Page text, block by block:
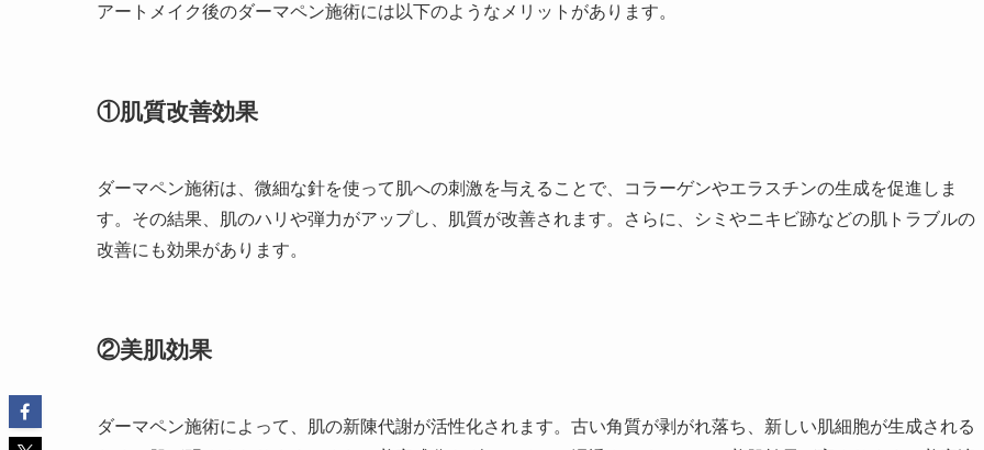
アートメイク後のダーマペン施術には以下のようなメリットがあります。
①肌質改善効果
ダーマペン施術は、微細な針を使って肌への刺激を与えることで、コラーゲンやエラスチンの生成を促進しま
す。その結果、肌のハリや弾力がアップし、肌質が改善されます。さらに、シミやニキビ跡などの肌トラブルの
改善にも効果があります。
②美肌効果
ダーマペン施術によって、肌の新陳代謝が活性化されます。古い角質が剥がれ落ち、新しい肌細胞が生成される